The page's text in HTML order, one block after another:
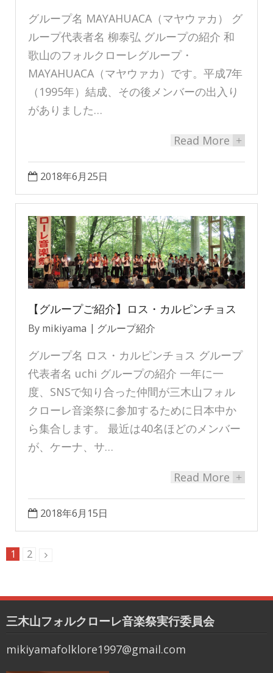
グループ名 MAYAHUACA（マヤウァカ） グ
ループ代表者名 柳泰弘 グループの紹介 和
歌山のフォルクローレグループ・
MAYAHUACA（マヤウァカ）です。平成7年
（1995年）結成、その後メンバーの出入り
がありました…
Read More +
2018年6月25日
【グループご紹介】ロス・カルピンチョス
By mikiyama グループ紹介
グループ名 ロス・カルピンチョス グループ
代表者名 uchi グループの紹介 一年に一
度、SNSで知り合った仲間が三木山フォル
クローレ音楽祭に参加するために日本中か
ら集合します。 最近は40名ほどのメンバー
が、ケーナ、サ…
Read More +
2018年6月15日
1 2
三木山フォルクローレ音楽祭実行委員会
mikiyamafolklore1997@gmail.com